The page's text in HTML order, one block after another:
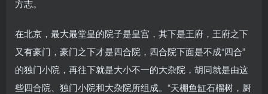
方志。
在北京，最大最堂皇的院子是皇宫，其下是王府，王府之下
又有豪门，豪门之下才是四合院，四合院下面是不成“四合”
的独门小院，再往下就是大小不一的大杂院，胡同就是由这
些四合院、独门小院和大杂院所组成。“天棚鱼缸石榴树，厨